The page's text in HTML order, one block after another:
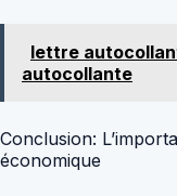
lettre
autocollante
Conclusion:
économique